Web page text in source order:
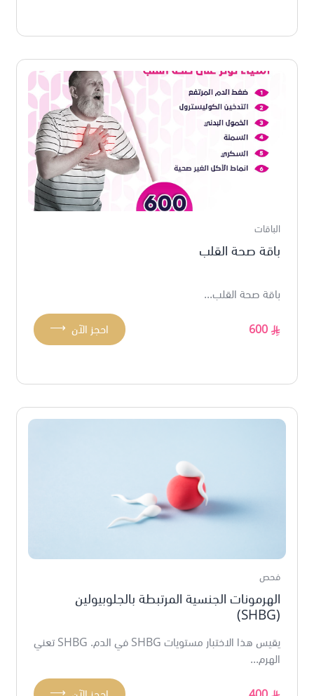
الباقات
باقة صحة القلب
باقة صحة القلب...
600
⟶ احجز الآن
فحص
الهرمونات الجنسية المرتبطة بالجلوبيولين
(SHBG)
يقيس هذا الاختبار مستويات SHBG في الدم. SHBG تعني
الهرم...
⟶